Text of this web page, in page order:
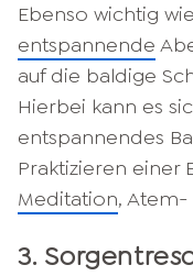
Ebenso wichtig
entspannende
auf die baldige
Hierbei kann es
entspannendes
Praktizieren einer
Meditation, Atem-
3.